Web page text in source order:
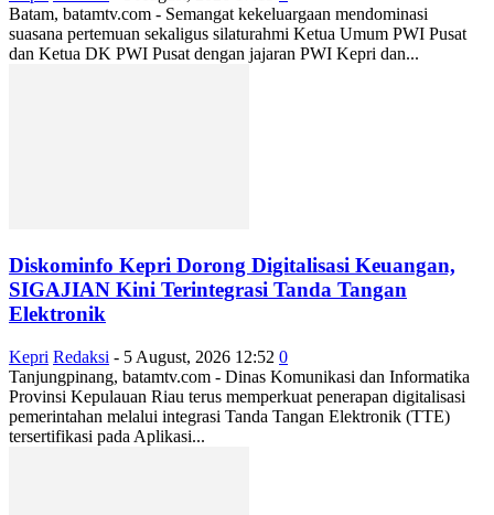
Batam, batamtv.com - Semangat kekeluargaan mendominasi
suasana pertemuan sekaligus silaturahmi Ketua Umum PWI Pusat
dan Ketua DK PWI Pusat dengan jajaran PWI Kepri dan...
Diskominfo Kepri Dorong Digitalisasi Keuangan,
SIGAJIAN Kini Terintegrasi Tanda Tangan
Elektronik
Kepri Redaksi - 5 August, 2026 12:52 0
Tanjungpinang, batamtv.com - Dinas Komunikasi dan Informatika
Provinsi Kepulauan Riau terus memperkuat penerapan digitalisasi
pemerintahan melalui integrasi Tanda Tangan Elektronik (TTE)
tersertifikasi pada Aplikasi...